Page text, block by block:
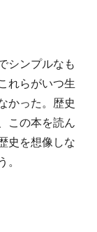
シンプルなも
れらがいつ生
かった。歴史
この本を読ん
史を想像しな
。